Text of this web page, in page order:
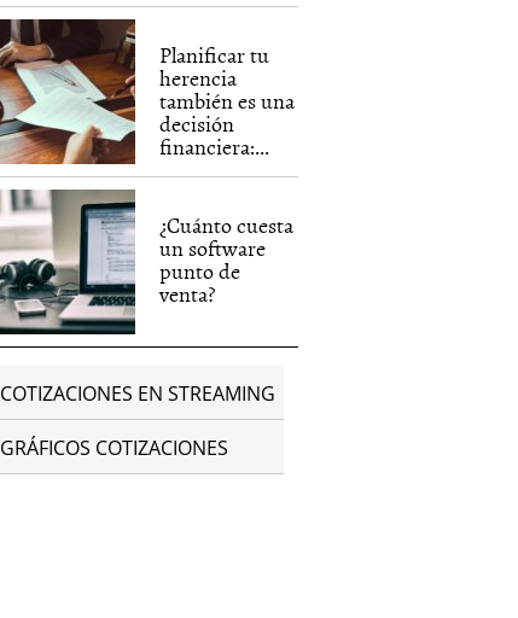
Planificar tu
herencia
también es una
decisión
financiera:...
¿Cuánto cuesta
un software
punto de
venta?
COTIZACIONES EN STREAMING
GRÁFICOS COTIZACIONES